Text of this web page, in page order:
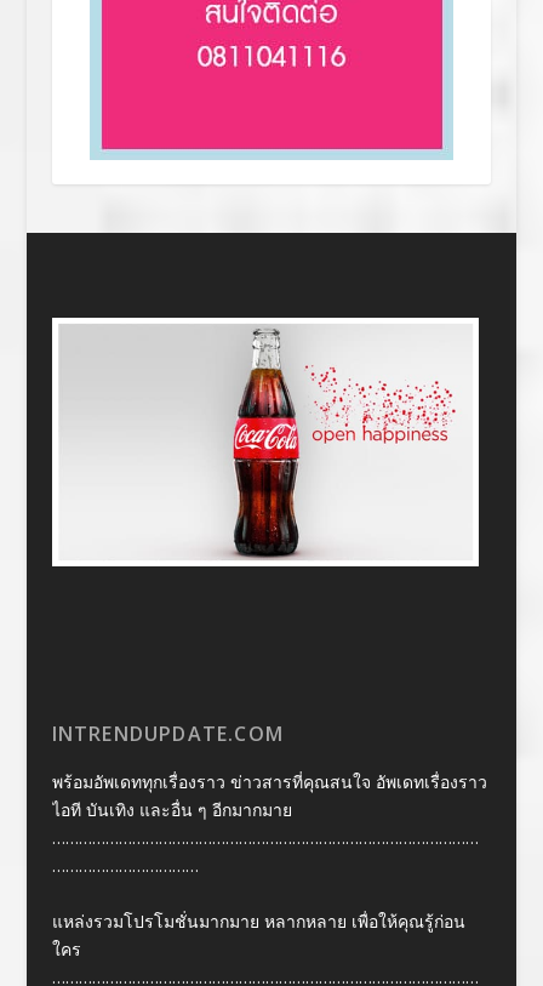
INTRENDUPDATE.COM
พร้อมอัพเดททุกเรื่องราว ข่าวสารที่คุณสนใจ อัพเดทเรื่องราว
ไอที บันเทิง และอื่น ๆ อีกมากมาย
……………………………………………………………………………………
……………………………
แหล่งรวมโปรโมชั่นมากมาย หลากหลาย เพื่อให้คุณรู้ก่อน
ใคร
……………………………………………………………………………………